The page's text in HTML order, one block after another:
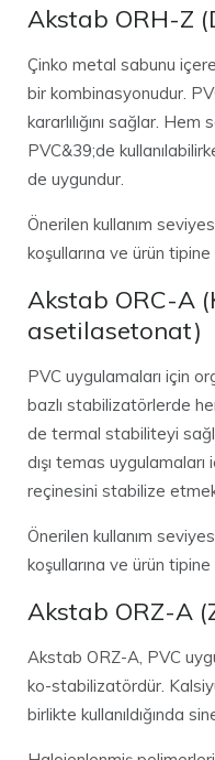
Akstab ORH-Z
Çinko metal sabunu
bir kombinasyonudur.
kararlılığını sağlar.
PVC&39;de
de uygundur.
Önerilen kullanım
koşullarına ve ürün tipine
Akstab ORC-A
asetilasetonat)
PVC uygulamaları için
bazlı stabilizatörlerde
de termal stabiliteyi
dışı temas uygulamaları
reçinesini stabilize
Önerilen kullanım
koşullarına ve ürün tipine
Akstab ORZ-A
Akstab ORZ-A, PVC
ko-stabilizatördür.
birlikte kullanıldığında